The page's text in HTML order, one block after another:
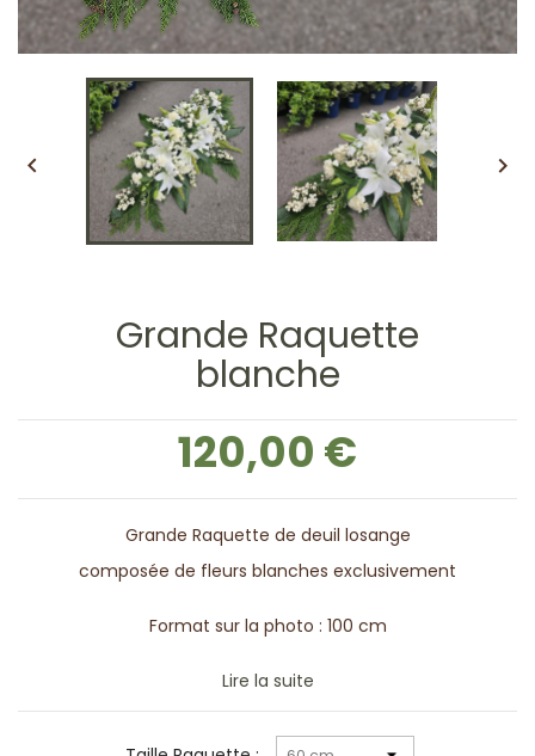
 
Grande Raquette
blanche
120,00 €
Grande Raquette de deuil losange
composée de fleurs blanches exclusivement
Format sur la photo : 100 cm
Lire la suite